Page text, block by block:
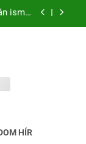
tól
gárda
vicces
HÍR